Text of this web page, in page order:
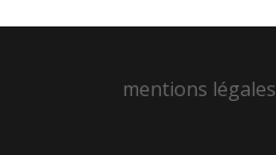
mentions légales